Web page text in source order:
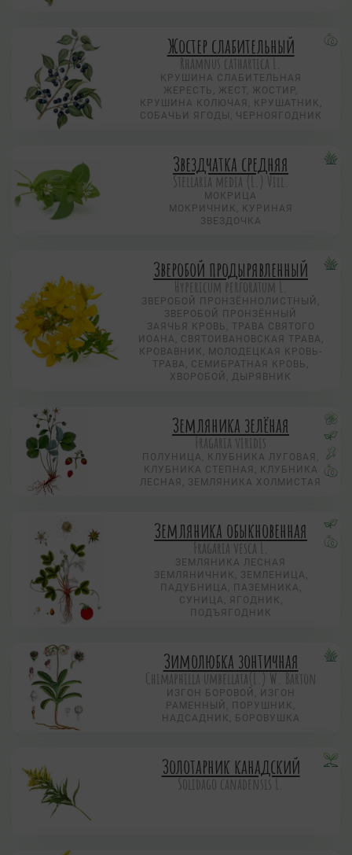
Жостер слабительный
Rhamnus cathartica L.
КРУШИНА СЛАБИТЕЛЬНАЯ
ЖЕРЕСТЬ, ЖЕСТ, ЖОСТИР,
КРУШИНА КОЛЮЧАЯ, КРУШАТНИК,
СОБАЧЬИ ЯГОДЫ, ЧЕРНОЯГОДНИК
Звездчатка средняя
Stellaria media (L.) Vill.
МОКРИЦА
МОКРИЧНИК, КУРИНАЯ
ЗВЕЗДОЧКА
Зверобой продырявленный
Hypericum perforatum L.
ЗВЕРОБОЙ ПРОНЗЁННОЛИСТНЫЙ,
ЗВЕРОБОЙ ПРОНЗЁННЫЙ
ЗАЯЧЬЯ КРОВЬ, ТРАВА СВЯТОГО
ИОАНА, СВЯТОИВАНОВСКАЯ ТРАВА,
КРОВАВНИК, МОЛОДЕЦКАЯ КРОВЬ-
ТРАВА, СЕМИБРАТНАЯ КРОВЬ,
ХВОРОБОЙ, ДЫРЯВНИК
Земляника зелёная
Fragaria viridis
ПОЛУНИЦА, КЛУБНИКА ЛУГОВАЯ,
КЛУБНИКА СТЕПНАЯ, КЛУБНИКА
ЛЕСНАЯ, ЗЕМЛЯНИКА ХОЛМИСТАЯ
Земляника обыкновенная
Fragaria vesca L.
ЗЕМЛЯНИКА ЛЕСНАЯ
ЗЕМЛЯНИЧНИК, ЗЕМЛЕНИЦА,
ПАДУБНИЦА, ПАЗЕМНИКА,
СУНИЦА, ЯГОДНИК,
ПОДЪЯГОДНИК
Зимолюбка зонтичная
Chimaphilla umbellata(L.) W. Barton
ИЗГОН БОРОВОЙ, ИЗГОН
РАМЕННЫЙ, ПОРУШНИК,
НАДСАДНИК, БОРОВУШКА
Золотарник канадский
Solidago canadensis L.